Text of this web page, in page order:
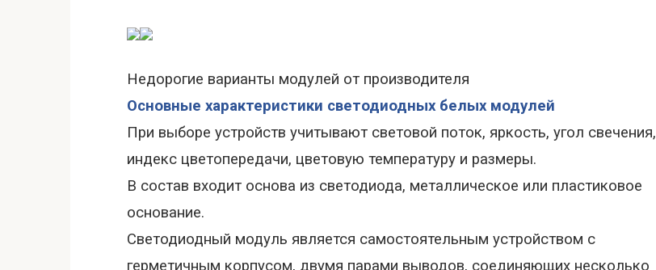
Недорогие варианты модулей от производителя
Основные характеристики светодиодных белых модулей
При выборе устройств учитывают световой поток, яркость, угол свечения,
индекс цветопередачи, цветовую температуру и размеры.
В состав входит основа из светодиода, металлическое или пластиковое
основание.
Светодиодный модуль является самостоятельным устройством с
герметичным корпусом, двумя парами выводов, соединяющих несколько